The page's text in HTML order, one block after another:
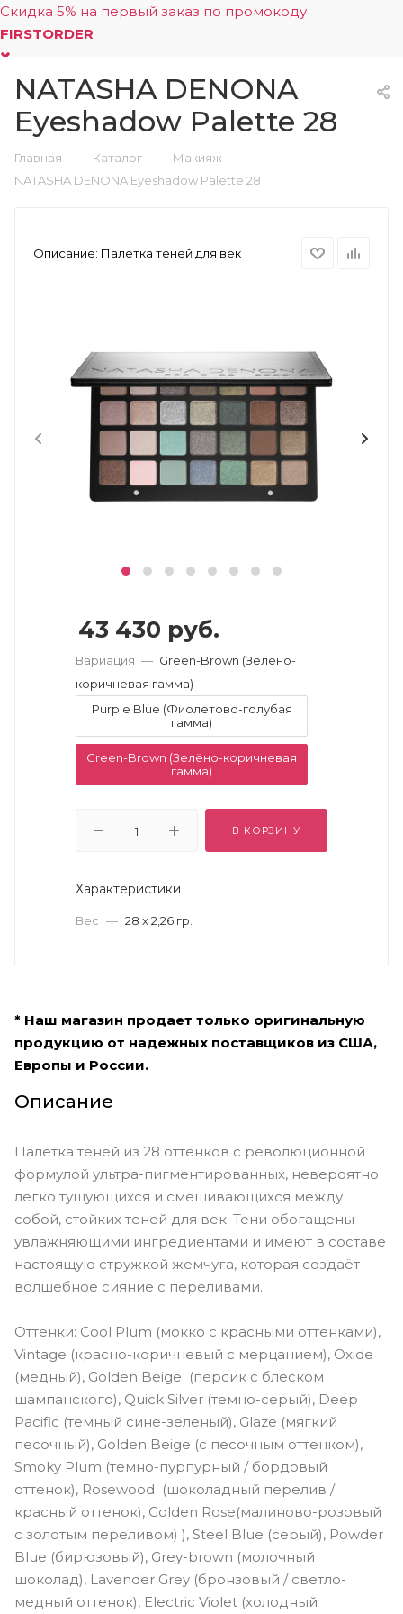
Скидка 5% на первый заказ по промокоду
FIRSTORDER
0
NATASHA DENONA
Eyeshadow Palette 28
Главная — Каталог — Макияж —
NATASHA DENONA Eyeshadow Palette 28
Описание: Палетка теней для век
43 430 руб.
Вариация — Green-Brown (Зелёно-
коричневая гамма)
Purple Blue (Фиолетово-голубая
гамма)
Green-Brown (Зелёно-коричневая
гамма)
В КОРЗИНУ
Характеристики
Вес — 28 x 2,26 гр.
* Наш магазин продает только оригинальную
продукцию от надежных поставщиков из США,
Европы и России.
Описание
Палетка теней из 28 оттенков с революционной
формулой ультра-пигментированных, невероятно
легко тушующихся и смешивающихся между
собой, стойких теней для век. Тени обогащены
увлажняющими ингредиентами и имеют в составе
настоящую стружкой жемчуга, которая создаёт
волшебное сияние с переливами.
Оттенки: Cool Plum (мокко с красными оттенками),
Vintage (красно-коричневый с мерцанием), Oxide
(медный), Golden Beige (персик с блеском
шампанского), Quick Silver (темно-серый), Deep
Pacific (темный сине-зеленый), Glaze (мягкий
песочный), Golden Beige (с песочным оттенком),
Smoky Plum (темно-пурпурный / бордовый
оттенок), Rosewood (шоколадный перелив /
красный оттенок), Golden Rose(малиново-розовый
с золотым переливом) ), Steel Blue (серый), Powder
Blue (бирюзовый), Grey-brown (молочный
шоколад), Lavender Grey (бронзовый / светло-
медный оттенок), Electric Violet (холодный